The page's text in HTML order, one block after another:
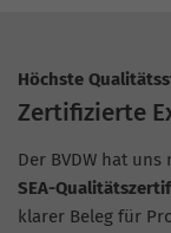
Höchste
Zertifizierte
Der BVDW hat uns
SEA-
klarer Beleg für